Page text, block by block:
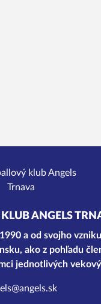
ANGELS
a od svojho
ako z pohľadu
jednotlivých